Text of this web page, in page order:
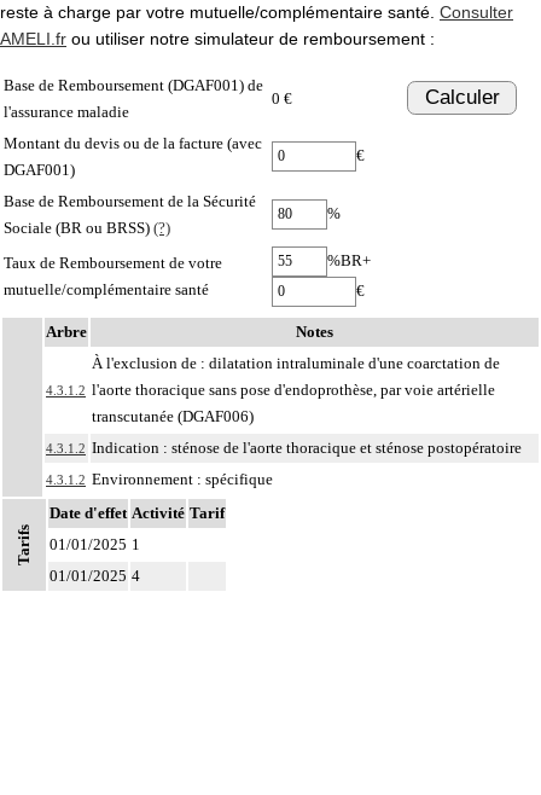
reste à charge par votre mutuelle/complémentaire santé. Consulter
AMELI.fr ou utiliser notre simulateur de remboursement :
Base de Remboursement (DGAF001) de
l'assurance maladie
0 € Calculer
Montant du devis ou de la facture (avec
DGAF001)
€
Base de Remboursement de la Sécurité
Sociale (BR ou BRSS) (?)
%
Taux de Remboursement de votre
mutuelle/complémentaire santé
%BR+
€
Arbre Notes
4.3.1.2
À l'exclusion de : dilatation intraluminale d'une coarctation de
l'aorte thoracique sans pose d'endoprothèse, par voie artérielle
transcutanée (DGAF006)
4.3.1.2 Indication : sténose de l'aorte thoracique et sténose postopératoire
4.3.1.2 Environnement : spécifique
4.3.1
Comprend : actes thérapeutiques sur l'aorte thoracique :
- ascendante [segment 1]
Tarifs
Date d'effet Activité Tarif
01/01/2025 1
01/01/2025 4